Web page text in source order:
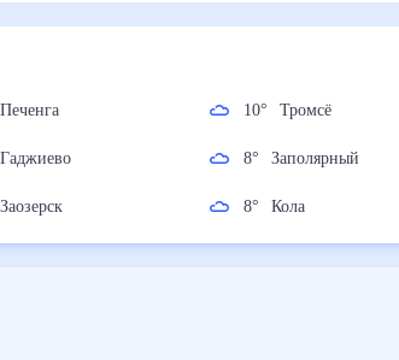
Печенга
Гаджиево
Заозерск
10° Тромсё
8° Заполярный
8° Кола